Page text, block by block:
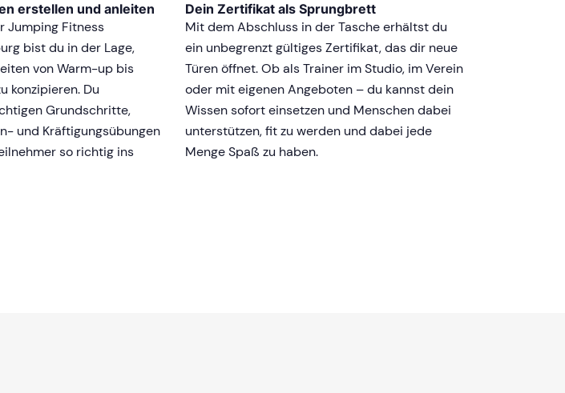
erstellen und anleiten
Jumping Fitness
bist du in der Lage,
von Warm-up bis
konzipieren. Du
Grundschritte,
und Kräftigungsübungen
so richtig ins
Dein Zertifikat als Sprungbrett
Mit dem Abschluss in der Tasche erhältst du
ein unbegrenzt gültiges Zertifikat, das dir neue
Türen öffnet. Ob als Trainer im Studio, im Verein
oder mit eigenen Angeboten – du kannst dein
Wissen sofort einsetzen und Menschen dabei
unterstützen, fit zu werden und dabei jede
Menge Spaß zu haben.